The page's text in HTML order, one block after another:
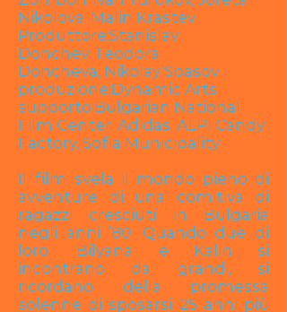
Nikolova, Malin Krastev
Produttore:Stanislav
Donchev, Teodora
Doncheva, Nikolay Spasov
produzione:Dynamic Arts
supporto:Bulgarian National
Film Center, Adidas, ALPI Candy
Factory, Sofia Municipality
Il film svela il mondo pieno di
avventure di una comitiva di
ragazzi cresciuti in Bulgaria
negli anni ’80. Quando due di
loro, Bilyana e Kalin si
incontrano da grandi, si
ricordano della promessa
solenne di sposarsi 25 anni più